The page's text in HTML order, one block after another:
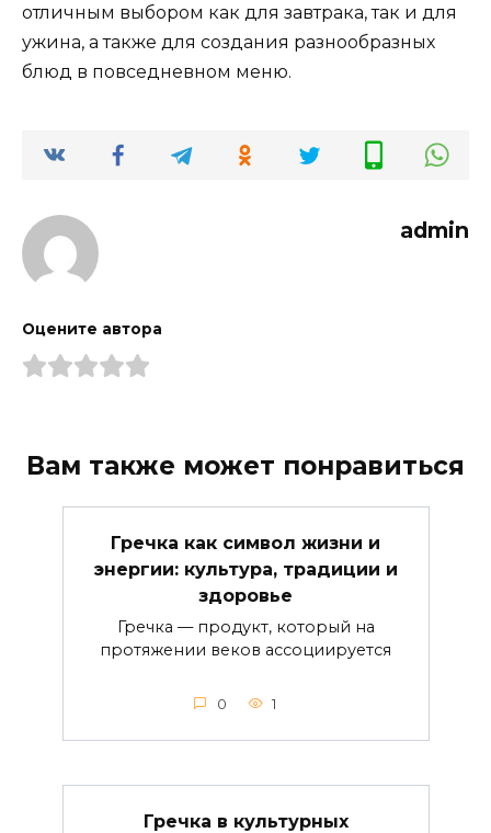
отличным выбором как для завтрака, так и для
ужина, а также для создания разнообразных
блюд в повседневном меню.
admin
Оцените автора
Вам также может понравиться
Гречка как символ жизни и
энергии: культура, традиции и
здоровье
Гречка — продукт, который на
протяжении веков ассоциируется
0 1
Гречка в культурных